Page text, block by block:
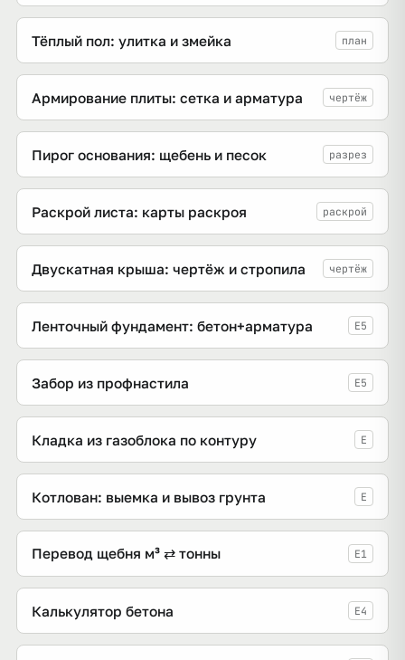
Тёплый пол: улитка и змейка план
Армирование плиты: сетка и арматура чертёж
Пирог основания: щебень и песок разрез
Раскрой листа: карты раскроя раскрой
Двускатная крыша: чертёж и стропила чертёж
Ленточный фундамент: бетон+арматура E5
Забор из профнастила E5
Кладка из газоблока по контуру E
Котлован: выемка и вывоз грунта E
Перевод щебня м³ ⇄ тонны E1
Калькулятор бетона E4